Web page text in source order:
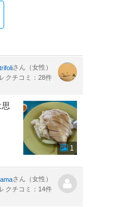
trifoliさん（女性）
クチコミ：28件
1
さん（女性）
クチコミ：14件